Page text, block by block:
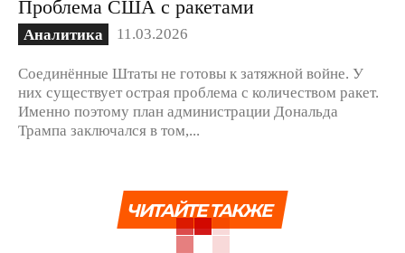
Проблема США с ракетами
Аналитика 11.03.2026
Соединённые Штаты не готовы к затяжной войне. У
них существует острая проблема с количеством ракет.
Именно поэтому план администрации Дональда
Трампа заключался в том,...
ЧИТАЙТЕ ТАКЖЕ